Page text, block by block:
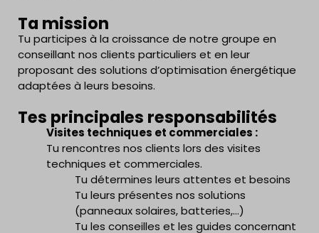
Ta mission
Tu participes à la croissance de notre groupe en
conseillant nos clients particuliers et en leur
proposant des solutions d’optimisation énergétique
adaptées à leurs besoins.
Tes principales responsabilités
Visites techniques et commerciales :
Tu rencontres nos clients lors des visites
techniques et commerciales.
Tu détermines leurs attentes et besoins
Tu leurs présentes nos solutions
(panneaux solaires, batteries,…)
Tu les conseilles et les guides concernant